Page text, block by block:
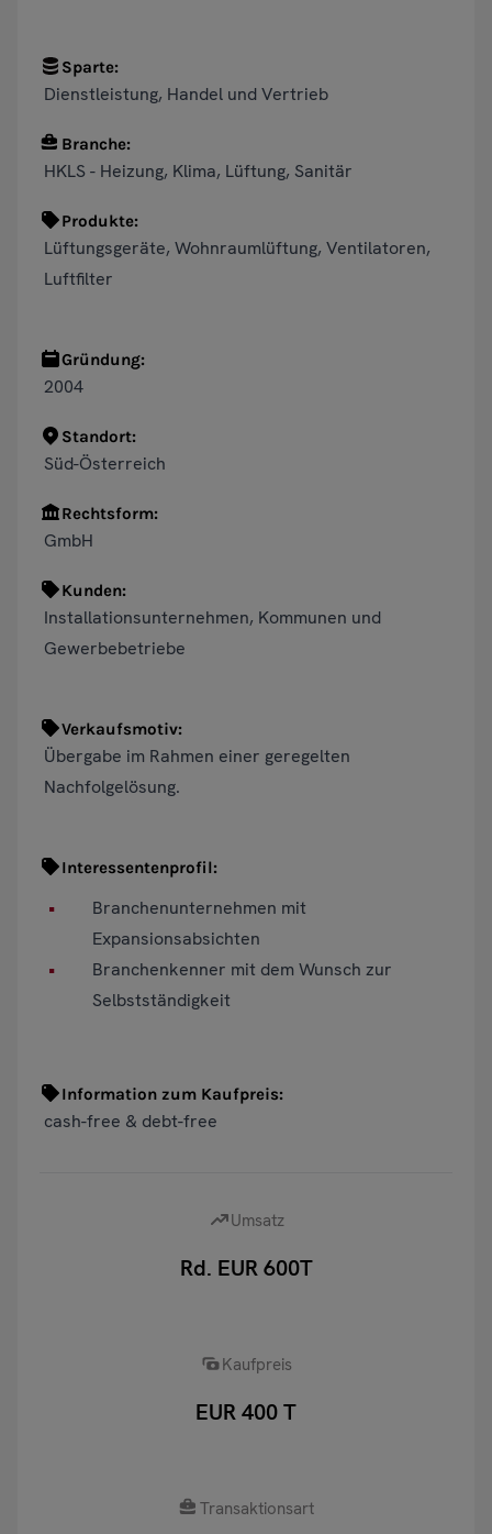
Sparte:
Dienstleistung, Handel und Vertrieb
Branche:
HKLS - Heizung, Klima, Lüftung, Sanitär
Produkte:
Lüftungsgeräte, Wohnraumlüftung, Ventilatoren,
Luftfilter
Gründung:
2004
Standort:
Süd-Österreich
Rechtsform:
GmbH
Kunden:
Installationsunternehmen, Kommunen und
Gewerbebetriebe
Verkaufsmotiv:
Übergabe im Rahmen einer geregelten
Nachfolgelösung.
Interessentenprofil:
Branchenunternehmen mit
Expansionsabsichten
Branchenkenner mit dem Wunsch zur
Selbstständigkeit
Information zum Kaufpreis:
cash-free & debt-free
Umsatz
Rd. EUR 600T
Kaufpreis
EUR 400 T
Transaktionsart